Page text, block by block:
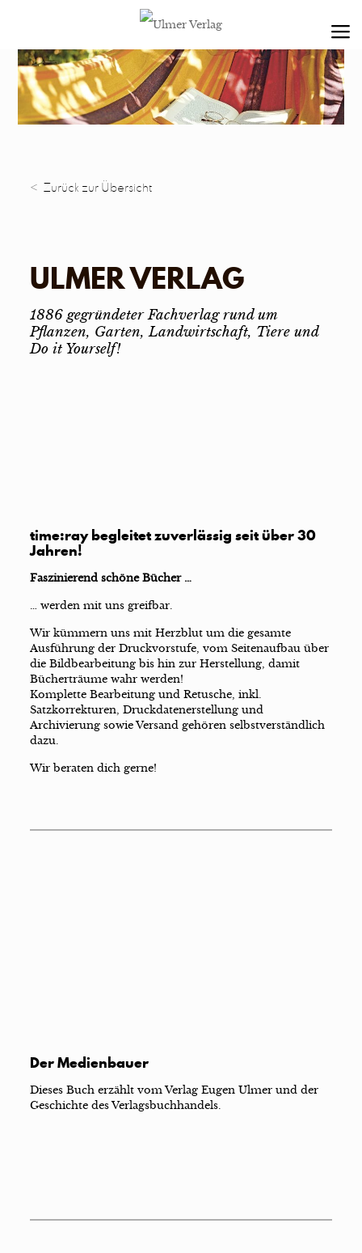
< Zurück zur Übersicht
ULMER VERLAG
1886 gegründeter Fachverlag rund um
Pflanzen, Garten, Landwirtschaft, Tiere und
Do it Yourself!
time:ray begleitet zuverlässig seit über 30
Jahren!
Faszinierend schöne Bücher …
… werden mit uns greifbar.
Wir kümmern uns mit Herzblut um die gesamte
Ausführung der Druckvorstufe, vom Seitenaufbau über
die Bildbearbeitung bis hin zur Herstellung, damit
Bücherträume wahr werden!
Komplette Bearbeitung und Retusche, inkl.
Satzkorrekturen, Druckdatenerstellung und
Archivierung sowie Versand gehören selbstverständlich
dazu.
Wir beraten dich gerne!
Der Medienbauer
Dieses Buch erzählt vom Verlag Eugen Ulmer und der
Geschichte des Verlagsbuchhandels.